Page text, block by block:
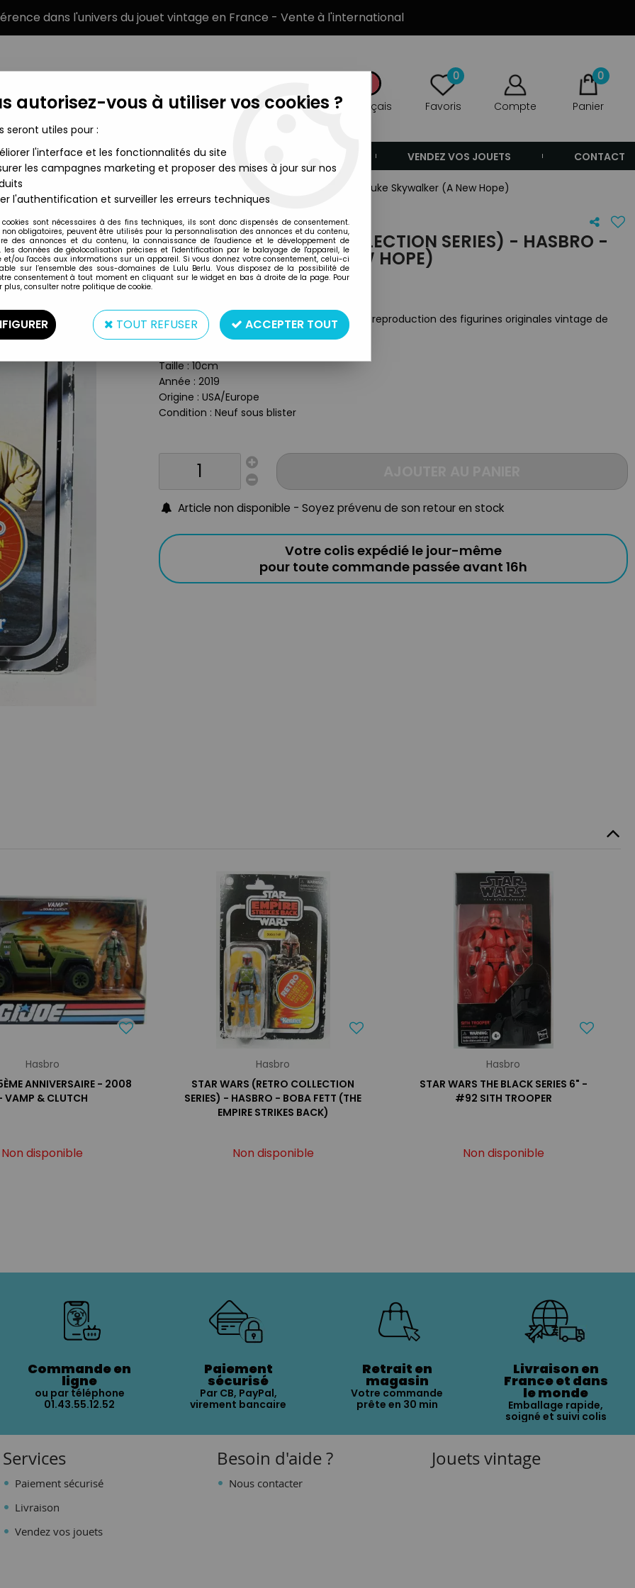
dans l'univers du jouet vintage en France - Vente à l'international
Français
0
Favoris Compte
0
Panier
MARQUES TYPE DE PRODUIT VENDEZ VOS JOUETS CONTACT
Retro Collection Series Star Wars (Retro Collection Series) - Hasbro - Luke Skywalker (A New Hope)
Hasbro
STAR WARS (RETRO COLLECTION SERIES) - HASBRO -
LUKE SKYWALKER (A NEW HOPE)
Type : Figurine articulée avec accessoire - reproduction des figurines originales vintage de
marque Kenner
Taille : 10cm
Année : 2019
Origine : USA/Europe
Condition : Neuf sous blister
Article non disponible - Soyez prévenu de son retour en stock
Votre colis expédié le jour-même
pour toute commande passée avant 16h
Hasbro
ANNIVERSAIRE - 2008
VAMP & CLUTCH
Non disponible
Hasbro
STAR WARS (RETRO COLLECTION
SERIES) - HASBRO - BOBA FETT (THE
EMPIRE STRIKES BACK)
Non disponible
Hasbro
STAR WARS THE BLACK SERIES 6" -
#92 SITH TROOPER
Non disponible
Commande en
ligne
ou par téléphone
01.43.55.12.52
Paiement
sécurisé
Par CB, PayPal,
virement bancaire
Retrait en
magasin
Votre commande
prête en 30 min
Livraison en
France et dans
le monde
Emballage rapide,
soigné et suivi colis
Services
Paiement sécurisé
Livraison
Vendez vos jouets
Besoin d'aide ?
Nous contacter
Jouets vintage
autorisez-vous à utiliser vos cookies ?
seront utiles pour :
l'interface et les fonctionnalités du site
les campagnes marketing et proposer des mises à jour sur nos
l'authentification et surveiller les erreurs techniques
cookies sont nécessaires à des fins techniques, ils sont donc dispensés de consentement.
non obligatoires, peuvent être utilisés pour la personnalisation des annonces et du contenu,
des annonces et du contenu, la connaissance de l'audience et le développement de
les données de géolocalisation précises et l'identification par le balayage de l'appareil, le
et/ou l'accès aux informations sur un appareil. Si vous donnez votre consentement, celui-ci
sur l’ensemble des sous-domaines de Lulu Berlu. Vous disposez de la possibilité de
consentement à tout moment en cliquant sur le widget en bas à droite de la page. Pour
plus, consulter notre politique de cookie.
TOUT REFUSER ACCEPTER TOUT